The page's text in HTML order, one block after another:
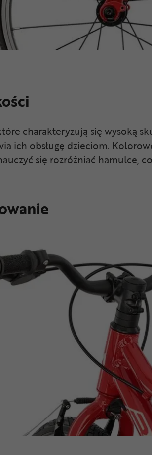
charakteryzują się wysoką
ich obsługę dzieciom.
się rozróżniać hamulce,